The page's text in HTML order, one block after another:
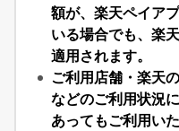
額が、楽天ペイア
いる場合でも、楽
適用されます。
ご利用店舗・楽天
などのご利用状況
あってもご利用い